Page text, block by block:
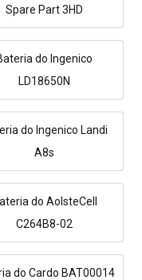
Spare Part 3HD
do Ingenico
LD18650N
do Ingenico Landi
A8s
do AolsteCell
C264B8-02
do Cardo BAT00014